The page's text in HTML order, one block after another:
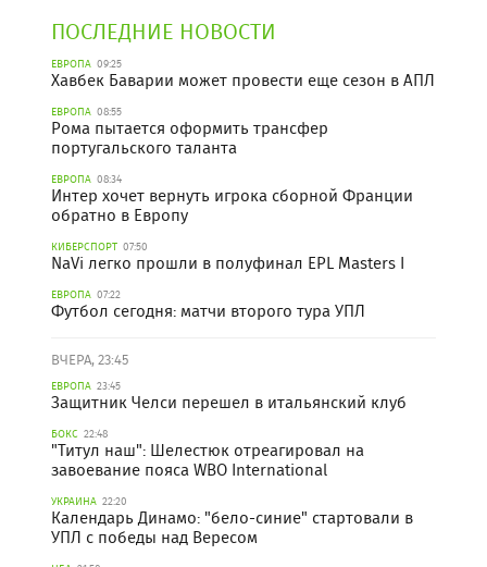
ПОСЛЕДНИЕ НОВОСТИ
ЕВРОПА 09:25
Хавбек Баварии может провести еще сезон в АПЛ
ЕВРОПА 08:55
Рома пытается оформить трансфер
португальского таланта
ЕВРОПА 08:34
Интер хочет вернуть игрока сборной Франции
обратно в Европу
КИБЕРСПОРТ 07:50
NaVi легко прошли в полуфинал EPL Masters I
ЕВРОПА 07:22
Футбол сегодня: матчи второго тура УПЛ
ВЧЕРА, 23:45
ЕВРОПА 23:45
Защитник Челси перешел в итальянский клуб
БОКС 22:48
"Титул наш": Шелестюк отреагировал на
завоевание пояса WBO International
УКРАИНА 22:20
Календарь Динамо: "бело-синие" стартовали в
УПЛ с победы над Вересом